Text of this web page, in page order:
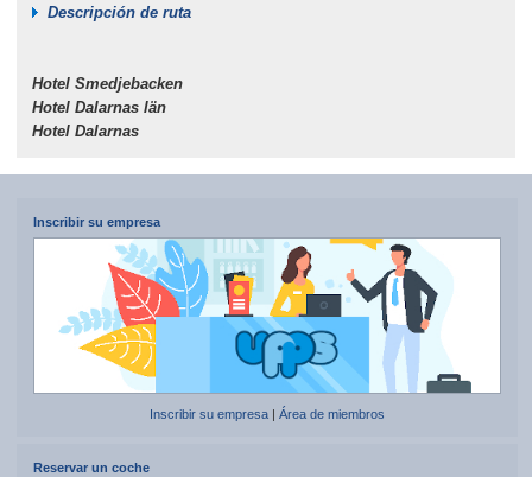
Descripción de ruta
Hotel Smedjebacken
Hotel Dalarnas län
Hotel Dalarnas
Inscribir su empresa
Inscribir su empresa| Área de miembros
Reservar un coche